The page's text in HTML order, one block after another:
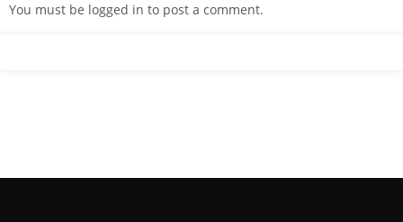
You must be logged in to post a comment.